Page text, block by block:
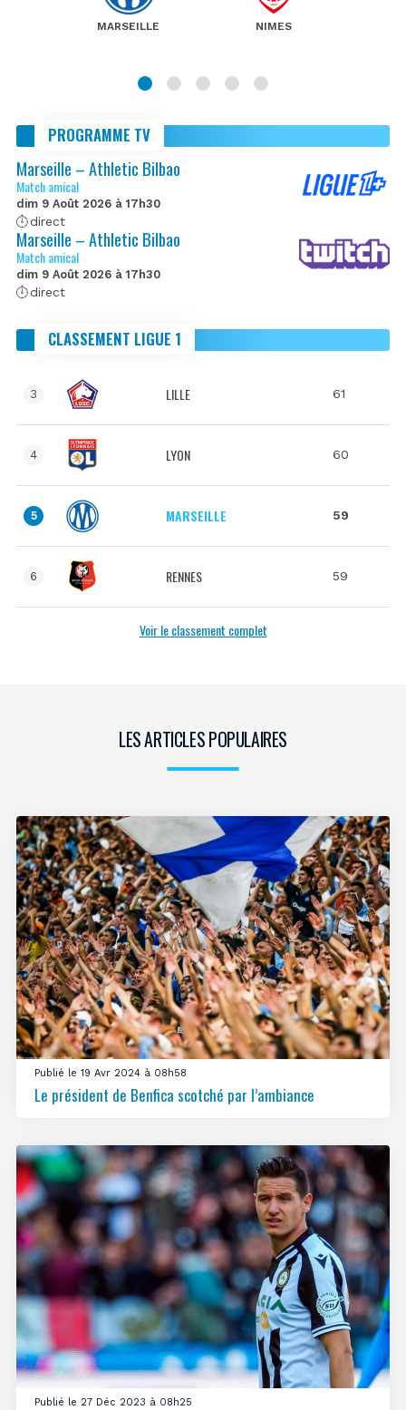
MARSEILLE NIMES
PROGRAMME TV
Marseille – Athletic Bilbao
Match amical
dim 9 Août 2026 à 17h30
direct
Marseille – Athletic Bilbao
Match amical
dim 9 Août 2026 à 17h30
direct
CLASSEMENT LIGUE 1
3 LILLE 61
4 LYON 60
5 MARSEILLE 59
6 RENNES 59
Voir le classement complet
LES ARTICLES POPULAIRES
Publié le 19 Avr 2024 à 08h58
Le président de Benfica scotché par l’ambiance
Publié le 27 Déc 2023 à 08h25